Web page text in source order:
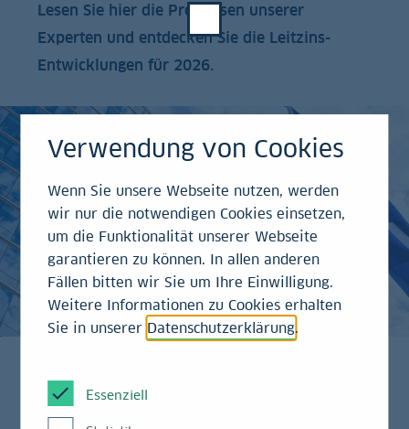
Lesen Sie hier die Prognosen unserer
Experten und entdecken Sie die Leitzins-
Entwicklungen für 2026.
Der Zinsentscheid der Europäischen Zentralbank
Verwendung von Cookies
Wenn Sie unsere Webseite nutzen, werden
wir nur die notwendigen Cookies einsetzen,
um die Funktionalität unserer Webseite
garantieren zu können. In allen anderen
Fällen bitten wir Sie um Ihre Einwilligung.
Weitere Informationen zu Cookies erhalten
Sie in unserer Datenschutzerklärung.
Essenziell